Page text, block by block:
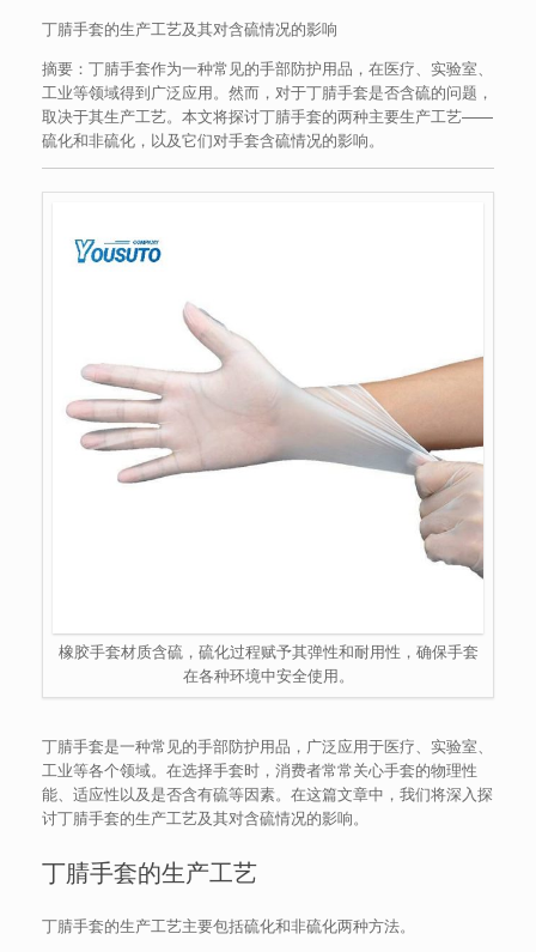
丁腈手套的生产工艺及其对含硫情况的影响
摘要：丁腈手套作为一种常见的手部防护用品，在医疗、实验室、
工业等领域得到广泛应用。然而，对于丁腈手套是否含硫的问题，
取决于其生产工艺。本文将探讨丁腈手套的两种主要生产工艺——
硫化和非硫化，以及它们对手套含硫情况的影响。
橡胶手套材质含硫，硫化过程赋予其弹性和耐用性，确保手套
在各种环境中安全使用。
丁腈手套是一种常见的手部防护用品，广泛应用于医疗、实验室、
工业等各个领域。在选择手套时，消费者常常关心手套的物理性
能、适应性以及是否含有硫等因素。在这篇文章中，我们将深入探
讨丁腈手套的生产工艺及其对含硫情况的影响。
丁腈手套的生产工艺
丁腈手套的生产工艺主要包括硫化和非硫化两种方法。